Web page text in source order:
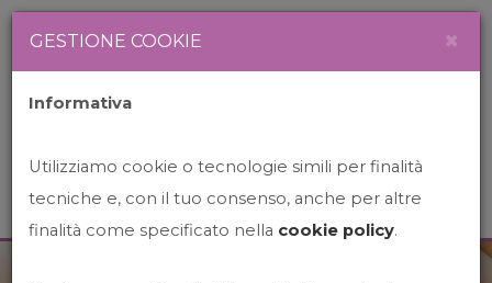
GESTIONE COOKIE ×
Informativa
Utilizziamo cookie o tecnologie simili per finalità
tecniche e, con il tuo consenso, anche per altre
finalità come specificato nella cookie policy.